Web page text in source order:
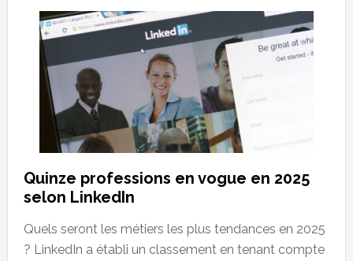
Quinze professions en vogue en 2025
selon LinkedIn
Quels seront les métiers les plus tendances en 2025
? LinkedIn a établi un classement en tenant compte